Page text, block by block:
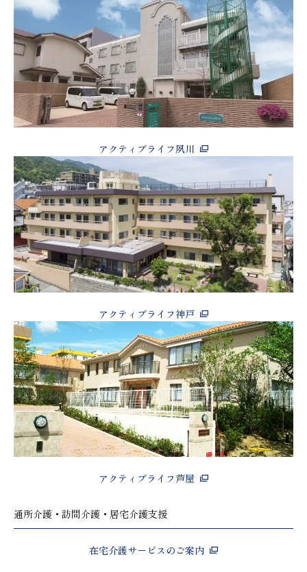
アクティブライフ夙川
アクティブライフ神戸
アクティブライフ芦屋
通所介護・訪問介護・居宅介護支援
在宅介護サービスのご案内